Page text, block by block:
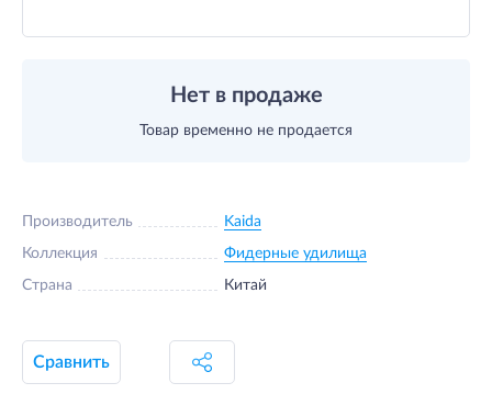
Нет в продаже
Товар временно не продается
Производитель Kaida
Коллекция Фидерные удилища
Страна Китай
Сравнить